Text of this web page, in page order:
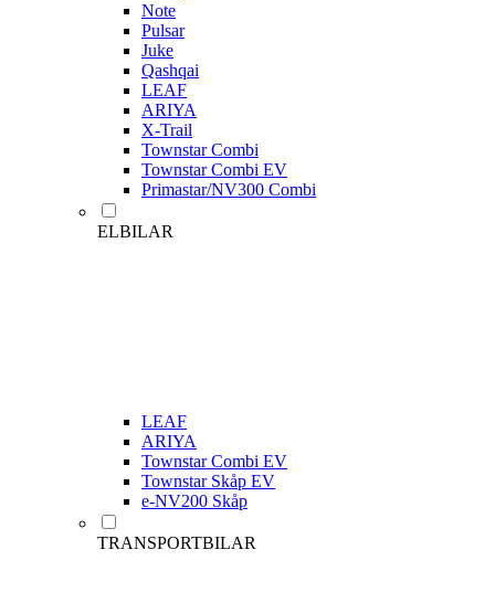
Note
Pulsar
Juke
Qashqai
LEAF
ARIYA
X-Trail
Townstar Combi
Townstar Combi EV
Primastar/NV300 Combi
ELBILAR
LEAF
ARIYA
Townstar Combi EV
Townstar Skåp EV
e-NV200 Skåp
TRANSPORTBILAR